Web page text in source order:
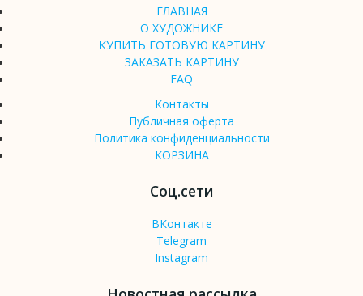
ГЛАВНАЯ
О ХУДОЖНИКЕ
КУПИТЬ ГОТОВУЮ КАРТИНУ
ЗАКАЗАТЬ КАРТИНУ
FAQ
Контакты
Публичная оферта
Политика конфиденциальности
КОРЗИНА
Соц.сети
ВКонтакте
Telegram
Instagram